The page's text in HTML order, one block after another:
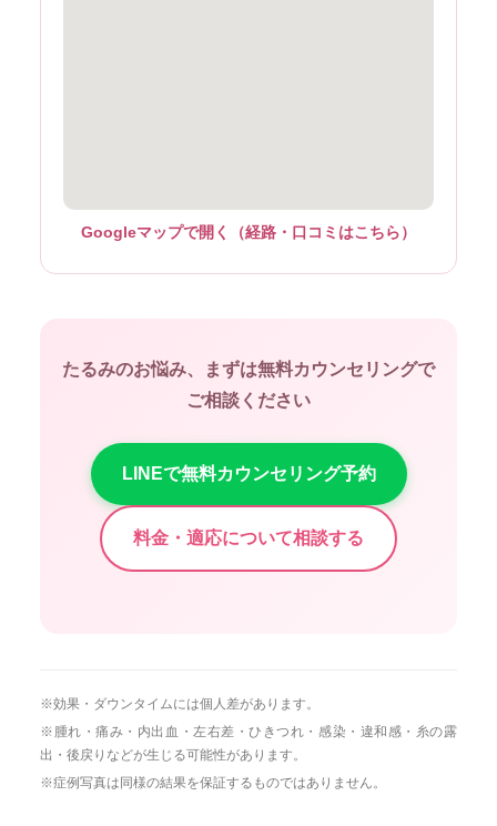
Googleマップで開く（経路・口コミはこちら）
たるみのお悩み、まずは無料カウンセリングで
ご相談ください
LINEで無料カウンセリング予約
料金・適応について相談する
※効果・ダウンタイムには個人差があります。
※腫れ・痛み・内出血・左右差・ひきつれ・感染・違和感・糸の露
出・後戻りなどが生じる可能性があります。
※症例写真は同様の結果を保証するものではありません。